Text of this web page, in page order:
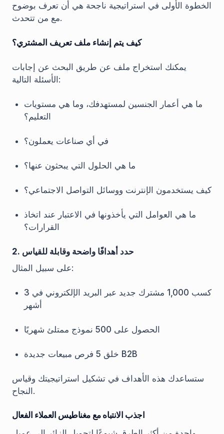
الخطوة الأولى في استراتيجية ناجحة هي أن تعرف بوضوح
مع من تتحدث.
كيف يتم إنشاء ملف تعريف المشتري؟
يمكنك استخراج ملف عن طريق البحث عن إجابات
الأسئلة التالية:
ما هي أعمار الجنسين لمستهدفك، وما هي مستويات
التعليم؟
في أي صناعات يعملون؟
ما هي الحلول التي يبحثون عنها؟
كيف يستخدمون الإنترنت ووسائل التواصل الاجتماعي؟
ما هي العوامل التي يأخذونها في الاعتبار عند اتخاذ
القرارات؟
2. حدد أهدافًا واضحة وقابلة للقياس
على سبيل المثال:
كسب 1,000 مشترك جديد عبر البريد الإلكتروني في 3
أشهر
الحصول على 500 نموذج ممتلئ شهريًا
خلق 5 فرص مبيعات جديدة B2B
ستساعدك هذه الأهداف في تشكيل استراتيجيتك وقياس
النجاح.
اجذب الانتباه مع مغناطيس العملاء الفعال